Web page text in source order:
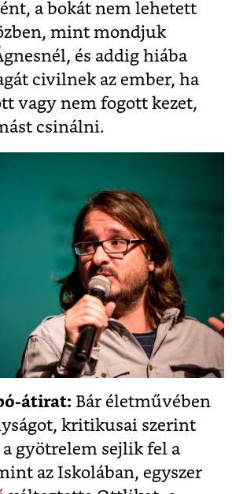
a bokát nem lehetett
mint mondjuk
és addig hiába
civilnek az ember, ha
vagy nem fogott kezet,
csinálni.
átirat: Bár életművében
kritikusai szerint
a gyötrelem sejlik fel a
az Iskolában, egyszer